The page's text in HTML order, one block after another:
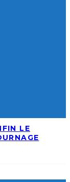
LE